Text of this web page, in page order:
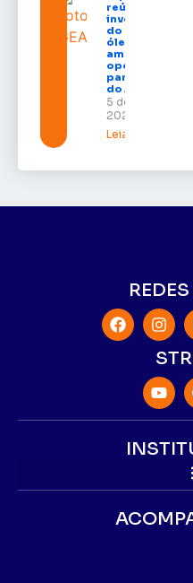
reúne grandes
investidores
do setor de
óleo e gás e
amplia
oportunidades
para empresas
do Amapá
5 de agosto de
2026
Leia mais »